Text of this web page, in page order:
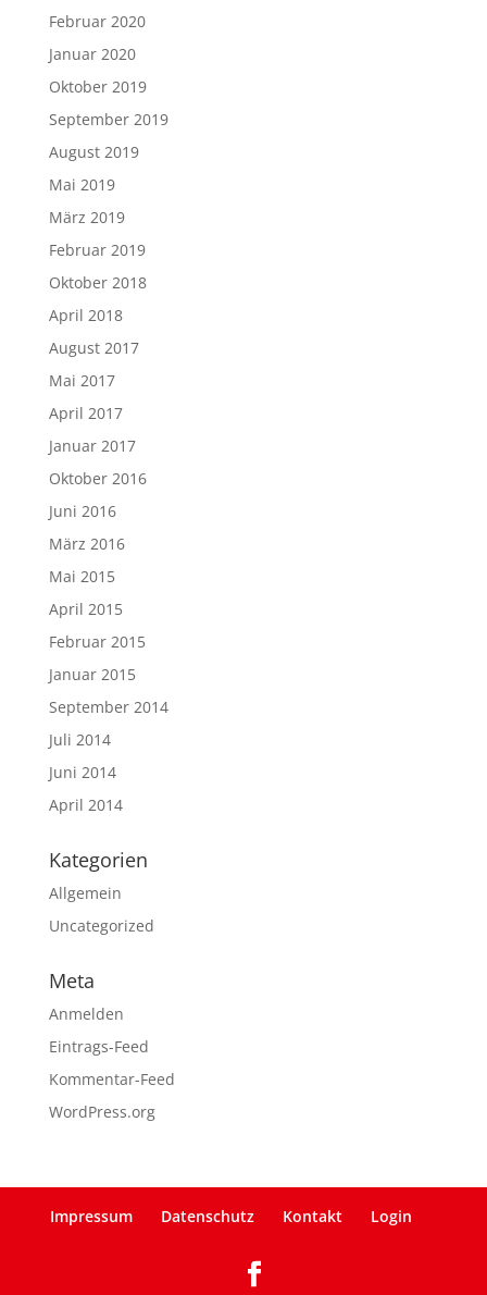
Februar 2020
Januar 2020
Oktober 2019
September 2019
August 2019
Mai 2019
März 2019
Februar 2019
Oktober 2018
April 2018
August 2017
Mai 2017
April 2017
Januar 2017
Oktober 2016
Juni 2016
März 2016
Mai 2015
April 2015
Februar 2015
Januar 2015
September 2014
Juli 2014
Juni 2014
April 2014
Kategorien
Allgemein
Uncategorized
Meta
Anmelden
Eintrags-Feed
Kommentar-Feed
WordPress.org
Impressum Datenschutz Kontakt Login